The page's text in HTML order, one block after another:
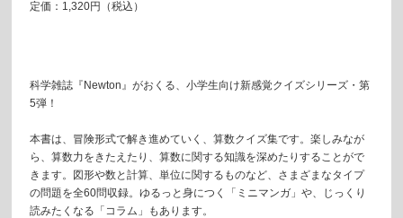
定価：1,320円（税込）
科学雑誌『Newton』がおくる、小学生向け新感覚クイズシリーズ・第
5弾！
本書は、冒険形式で解き進めていく、算数クイズ集です。楽しみなが
ら、算数力をきたえたり、算数に関する知識を深めたりすることがで
きます。図形や数と計算、単位に関するものなど、さまざまなタイプ
の問題を全60問収録。ゆるっと身につく「ミニマンガ」や、じっくり
読みたくなる「コラム」もあります。